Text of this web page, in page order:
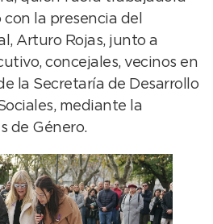
la presencia del
Arturo Rojas, junto a
concejales, vecinos en
la Secretaría de Desarrollo
mediante la
de Género.